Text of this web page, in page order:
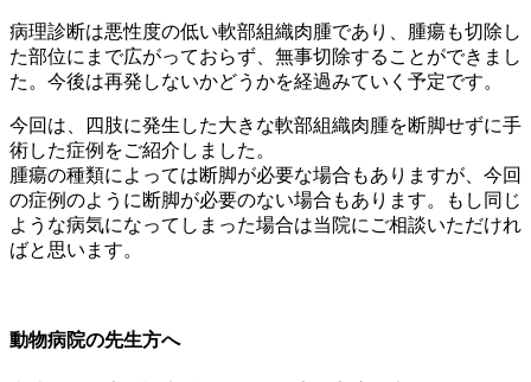
病理診断は悪性度の低い軟部組織肉腫であり、腫瘍も切除し
た部位にまで広がっておらず、無事切除することができまし
た。今後は再発しないかどうかを経過みていく予定です。
今回は、四肢に発生した大きな軟部組織肉腫を断脚せずに手
術した症例をご紹介しました。
腫瘍の種類によっては断脚が必要な場合もありますが、今回
の症例のように断脚が必要のない場合もあります。もし同じ
ような病気になってしまった場合は当院にご相談いただけれ
ばと思います。
動物病院の先生方へ